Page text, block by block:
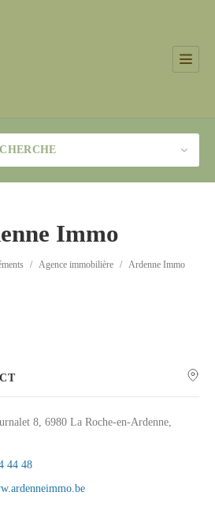
Immo
/ Agence immobilière / Ardenne Immo
8, 6980 La Roche-en-Ardenne,
44 48